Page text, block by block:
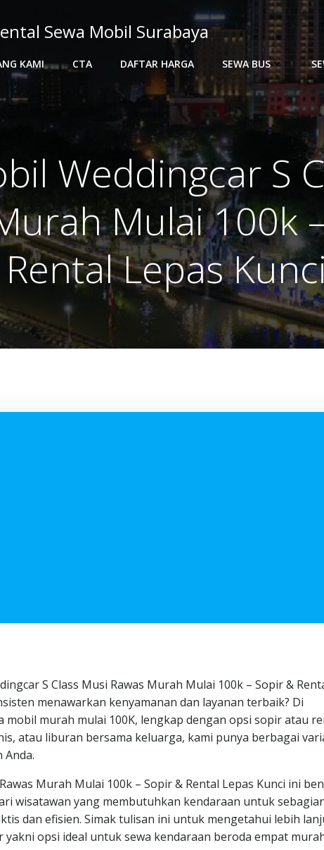
Sewa Mobil Surabaya
KAMI CTA DAFTAR HARGA SEWA BUS
Weddingcar S
Mulai 100k
Rental Lepas
S Class Musi Rawas Murah Mulai 100k – Sopir &
menawarkan kenyamanan dan layanan terbaik? Di
mobil murah mulai 100K, lengkap dengan opsi sopir atau
atau liburan bersama keluarga, kami punya berbagai
Murah Mulai 100k – Sopir & Rental Lepas Kunci ini
wisatawan yang membutuhkan kendaraan untuk
dan efisien. Simak tulisan ini untuk mengetahui lebih
opsi ideal untuk sewa kendaraan beroda empat